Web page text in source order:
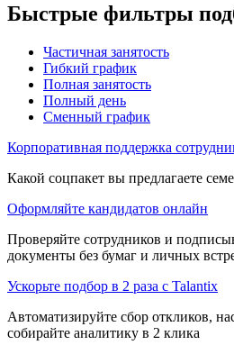
Быстрые фильтры
Частичная занятость
Гибкий график
Полная занятость
Полный день
Сменный график
Корпоративная поддержка
Какой соцпакет вы предлагаете
Оформляйте кандидатов онлайн
Проверяйте сотрудников и
документы без бумаг и личных
Ускорьте подбор в 2 раза с Talantix
Автоматизируйте сбор откликов,
собирайте аналитику в 2 клика